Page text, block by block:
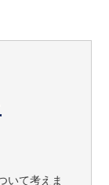
いて考えま